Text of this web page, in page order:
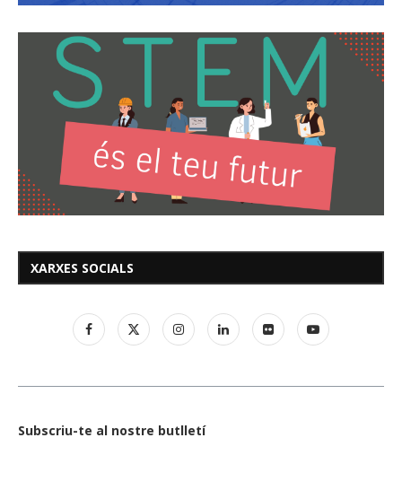
XARXES SOCIALS
Subscriu-te al nostre butlletí